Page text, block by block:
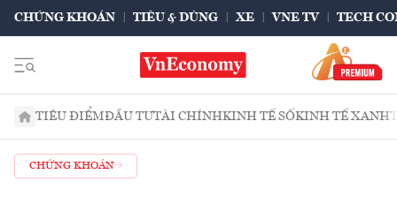
CHỨNG KHOÁN TIÊU & DÙNG XE VNE TV TECH
TIÊU ĐIỂMĐẦU TƯTÀI CHÍNHKINH TẾ SỐKINH TẾ XANH
CHỨNG KHOÁN